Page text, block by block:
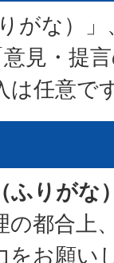
がな）
見・提
は任意で
ふりが
の都合上
をお願い